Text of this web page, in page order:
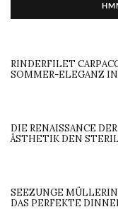
RINDERFILET
SOMMER-ELEGANZ
DIE RENAISSANCE
ÄSTHETIK DEN
SEEZUNGE
DAS PERFEKTE